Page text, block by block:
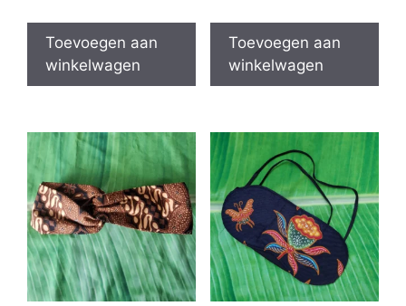
Toevoegen aan
winkelwagen
Toevoegen aan
winkelwagen